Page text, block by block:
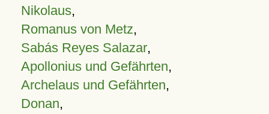
Nikolaus,
Romanus von Metz,
Sabás Reyes Salazar,
Apollonius und Gefährten,
Archelaus und Gefährten,
Donan,